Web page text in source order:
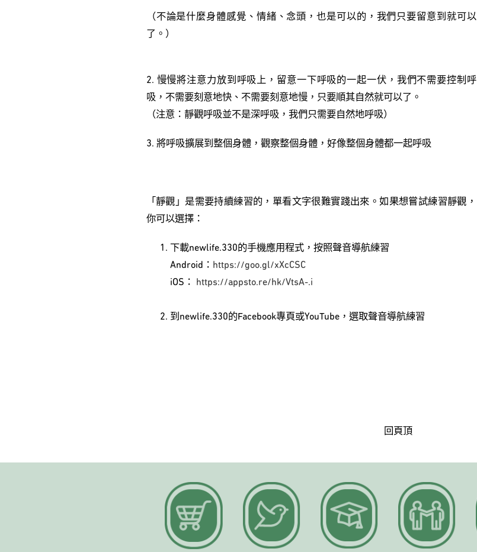
（不論是什麼身體感覺、情緒、念頭，也是可以的，我們只要留意到就可以
了。）
2. 慢慢將注意力放到呼吸上，留意一下呼吸的一起一伏，我們不需要控制呼
吸，不需要刻意地快、不需要刻意地慢，只要順其自然就可以了。
（注意：靜觀呼吸並不是深呼吸，我們只需要自然地呼吸）
3. 將呼吸擴展到整個身體，觀察整個身體，好像整個身體都一起呼吸
「靜觀」是需要持續練習的，單看文字很難實踐出來。如果想嘗試練習靜觀，
你可以選擇：
下載newlife.330的手機應用程式，按照聲音導航練習
Android： https://goo.gl/xXcCSC
iOS： https://appsto.re/hk/VtsA-.i
到newlife.330的Facebook專頁或YouTube，選取聲音導航練習
回頁頂